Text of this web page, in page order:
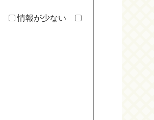
情報が少ない